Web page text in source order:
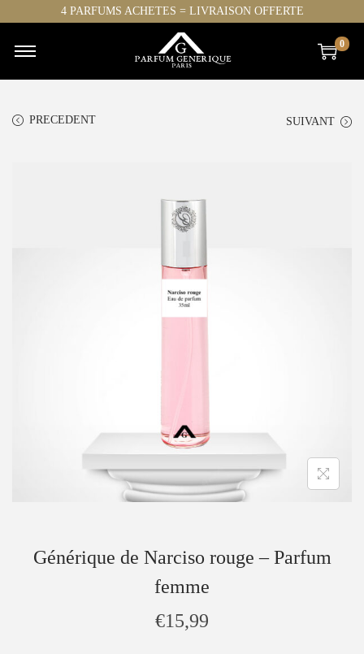
4 PARFUMS ACHETES = LIVRAISON OFFERTE
0
PRECEDENT SUIVANT
Générique de Narciso rouge – Parfum
femme
€15,99